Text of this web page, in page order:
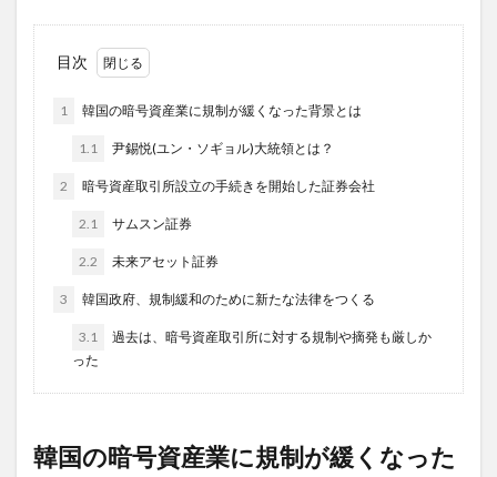
目次
1 韓国の暗号資産業に規制が緩くなった背景とは
1.1 尹錫悦(ユン・ソギョル)大統領とは？
2 暗号資産取引所設立の手続きを開始した証券会社
2.1 サムスン証券
2.2 未来アセット証券
3 韓国政府、規制緩和のために新たな法律をつくる
3.1
過去は、暗号資産取引所に対する規制や摘発も厳しか
った
韓国の暗号資産業に規制が緩くなった